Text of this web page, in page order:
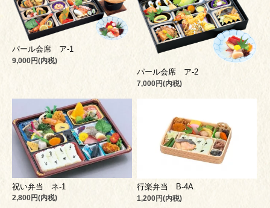
パール会席 ア-1
9,000円(内税)
パール会席 ア-2
7,000円(内税)
祝い弁当 ネ-1
2,800円(内税)
行楽弁当 B-4A
1,200円(内税)